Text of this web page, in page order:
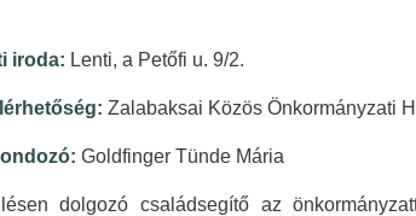
iroda: Lenti, a Petőfi u. 9/2.
Zalabaksai Közös Önkormányzati
Goldfinger Tünde Mária
dolgozó családsegítő az